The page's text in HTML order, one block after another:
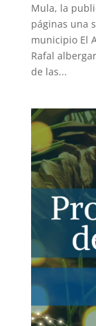
Mula, la
páginas una
municipio El
Rafal
de las...